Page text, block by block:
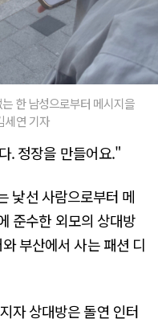
한 남성으로부터 메시지을
세연 기자
. 정장을 만들어요."
낯선 사람으로부터 메
준수한 외모의 상대방
부산에서 사는 패션 디
자 상대방은 돌연 인터